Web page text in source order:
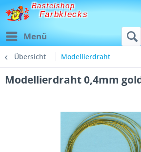
Bastelshop
Farbklecks
Menü
Übersicht Modellierdraht
Modellierdraht 0,4mm